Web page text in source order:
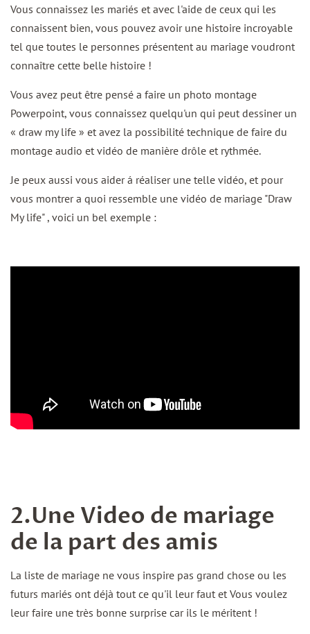
Vous connaissez les mariés et avec l'aide de ceux qui les
connaissent bien, vous pouvez avoir une histoire incroyable
tel que toutes le personnes présentent au mariage voudront
connaître cette belle histoire !
Vous avez peut être pensé a faire un photo montage
Powerpoint, vous connaissez quelqu'un qui peut dessiner un
« draw my life » et avez la possibilité technique de faire du
montage audio et vidéo de manière drôle et rythmée.
Je peux aussi vous aider á réaliser une telle vidéo, et pour
vous montrer a quoi ressemble une vidéo de mariage "Draw
My life" , voici un bel exemple :
2.Une Video de mariage
de la part des amis
La liste de mariage ne vous inspire pas grand chose ou les
futurs mariés ont déjà tout ce qu'il leur faut et Vous voulez
leur faire une très bonne surprise car ils le méritent !